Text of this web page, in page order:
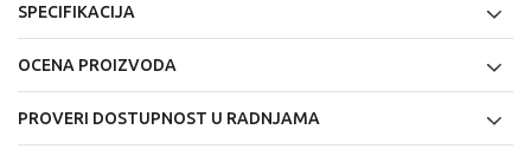
SPECIFIKACIJA
OCENA PROIZVODA
PROVERI DOSTUPNOST U RADNJAMA